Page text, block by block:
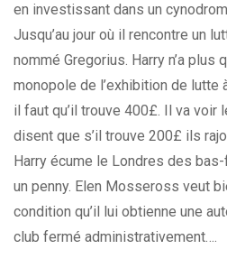
en investissant dans un
Jusqu’au jour où il rencontre un
nommé Gregorius. Harry n’a plus
monopole de l’exhibition de lutte
il faut qu’il trouve 400£. Il va
disent que s’il trouve 200£ ils
Harry écume le Londres des
un penny. Elen Mosseross veut
condition qu’il lui obtienne une
club fermé administrativement….